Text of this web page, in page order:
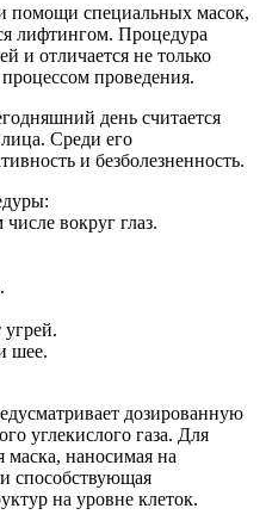
помощи специальных масок,
лифтингом. Процедура
и отличается не только
проведения.
день считается
Среди его
и безболезненность.
вокруг глаз.
шее.
дозированную
углекислого газа. Для
маска, наносимая на
способствующая
на уровне клеток.